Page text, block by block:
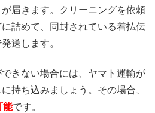
届きます。クリーニングを依頼
詰めて、同封されている着払伝
送します。
きない場合には、ヤマト運輸が
持ち込みましょう。その場合、
能です。